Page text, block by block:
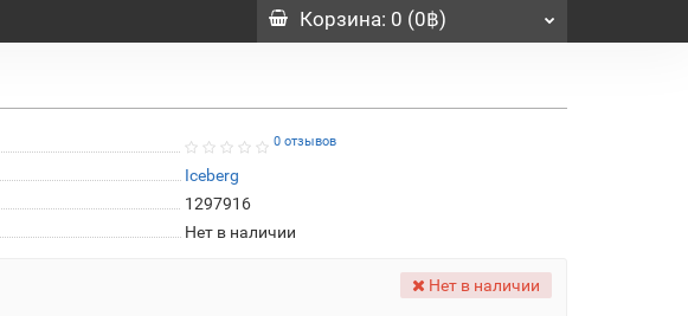
Корзина: 0 (0฿)
0 отзывов
Iceberg
1297916
Нет в наличии
Нет в наличии